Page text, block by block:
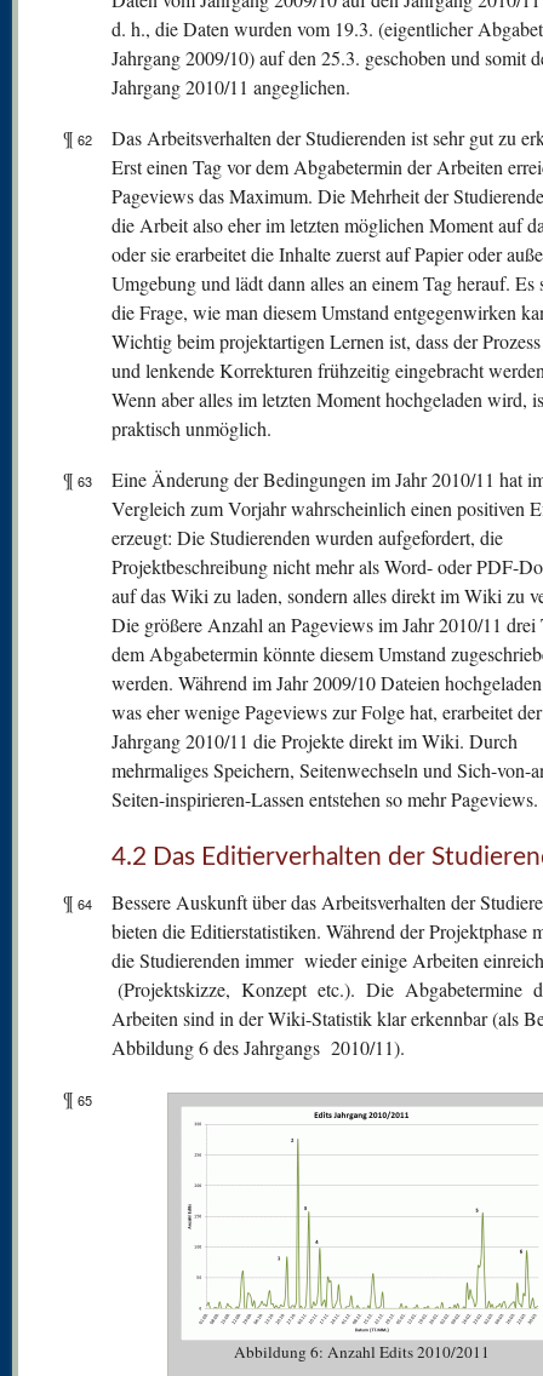
d. h., die Daten wurden vom 19.3. (eigentlicher
Jahrgang 2009/10) auf den 25.3. geschoben und somit
Jahrgang 2010/11 angeglichen.
¶ 62
Das Arbeitsverhalten der Studierenden ist sehr gut zu
Erst einen Tag vor dem Abgabetermin der Arbeiten
Pageviews das Maximum. Die Mehrheit der
die Arbeit also eher im letzten möglichen Moment auf
oder sie erarbeitet die Inhalte zuerst auf Papier oder
Umgebung und lädt dann alles an einem Tag herauf. Es
die Frage, wie man diesem Umstand entgegenwirken
Wichtig beim projektartigen Lernen ist, dass der
und lenkende Korrekturen frühzeitig eingebracht
Wenn aber alles im letzten Moment hochgeladen wird,
praktisch unmöglich.
¶ 63
Eine Änderung der Bedingungen im Jahr 2010/11 hat
Vergleich zum Vorjahr wahrscheinlich einen positiven
erzeugt: Die Studierenden wurden aufgefordert, die
Projektbeschreibung nicht mehr als Word- oder PDF-
auf das Wiki zu laden, sondern alles direkt im Wiki zu
Die größere Anzahl an Pageviews im Jahr 2010/11 drei
dem Abgabetermin könnte diesem Umstand
werden. Während im Jahr 2009/10 Dateien
was eher wenige Pageviews zur Folge hat, erarbeitet der
Jahrgang 2010/11 die Projekte direkt im Wiki. Durch
mehrmaliges Speichern, Seitenwechseln und Sich-von-
Seiten-inspirieren-Lassen entstehen so mehr Pageviews.
4.2 Das Editierverhalten der
¶ 64
Bessere Auskunft über das Arbeitsverhalten der
bieten die Editierstatistiken. Während der Projektphase
die Studierenden immer wieder einige Arbeiten
(Projektskizze, Konzept etc.). Die Abgabetermine
Arbeiten sind in der Wiki-Statistik klar erkennbar (als
Abbildung 6 des Jahrgangs 2010/11).
¶ 65
Abbildung 6: Anzahl Edits 2010/2011